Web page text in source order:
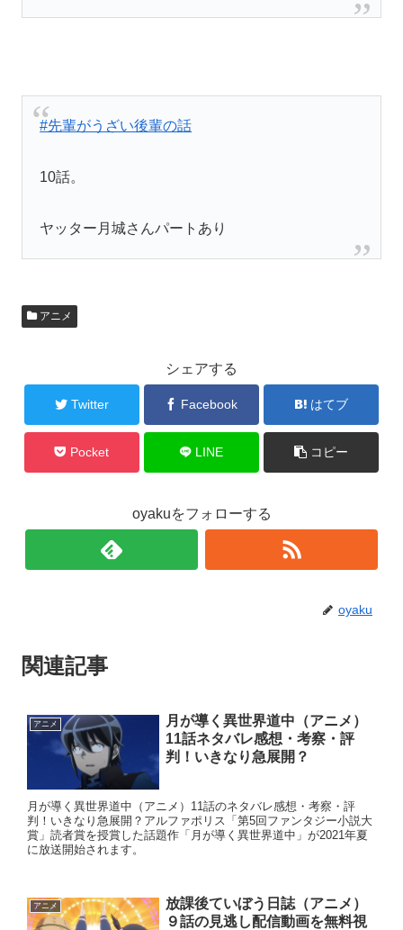
#先輩がうざい後輩の話
10話。
ヤッター月城さんパートあり
アニメ
シェアする
Twitter Facebook はてブ
Pocket LINE コピー
oyakuをフォローする
oyaku
関連記事
アニメ
月が導く異世界道中（アニメ）
11話ネタバレ感想・考察・評
判！いきなり急展開？
月が導く異世界道中（アニメ）11話のネタバレ感想・考察・評
判！いきなり急展開？アルファポリス「第5回ファンタジー小説大
賞」読者賞を授賞した話題作「月が導く異世界道中」が2021年夏
に放送開始されます。
アニメ
放課後ていぼう日誌（アニメ）
９話の見逃し配信動画を無料視